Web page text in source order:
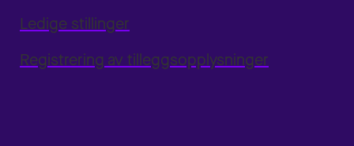
Ledige stillinger
Registrering av tilleggsopplysninger